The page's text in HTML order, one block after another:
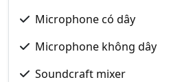
Microphone có dây
Microphone không dây
Soundcraft mixer